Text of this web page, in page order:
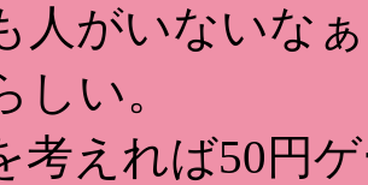
がいないな
しい。
えれば50円